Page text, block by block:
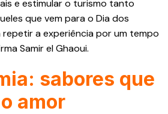
e estimular o turismo tanto
que vem para o Dia dos
a experiência por um tempo
Samir el Ghaoui.
sabores que
amor